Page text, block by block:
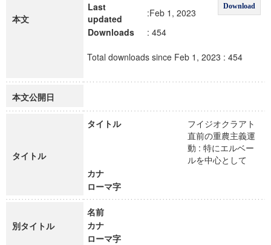
本文
Download
Last
updated
:Feb 1, 2023
Downloads
: 454
Total downloads since Feb 1, 2023 : 454
本文公開日
タイトル
タイトル
フイジオクラアト
直前の重農主義運
動 : 特にエルベー
ルを中心として
カナ
ローマ字
別タイトル
名前
カナ
ローマ字